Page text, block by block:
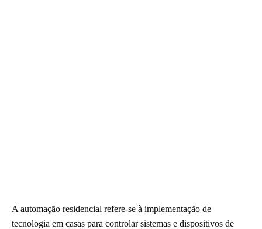
A automação residencial refere-se à implementação de
tecnologia em casas para controlar sistemas e dispositivos de